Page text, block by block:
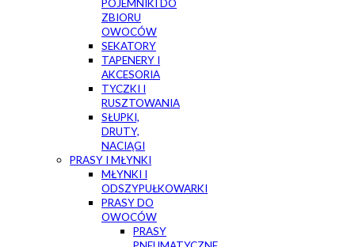
POJEMNIKI DO
ZBIORU
OWOCÓW
SEKATORY
TAPENERY I
AKCESORIA
TYCZKI I
RUSZTOWANIA
SŁUPKI,
DRUTY,
NACIĄGI
PRASY I MŁYNKI
MŁYNKI I
ODSZYPUŁKOWARKI
PRASY DO
OWOCÓW
PRASY